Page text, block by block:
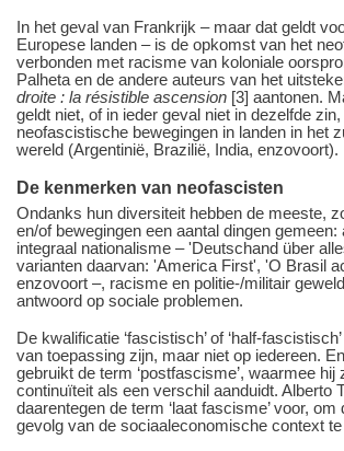
In het geval van Frankrijk – maar dat geldt
Europese landen – is de opkomst van het
verbonden met racisme van koloniale
Palheta en de andere auteurs van het
droite : la résistible ascension [3] aantonen.
geldt niet, of in ieder geval niet in dezelfde
neofascistische bewegingen in landen in het
wereld (Argentinië, Brazilië, India, enzovoort).
De kenmerken van neofascisten
Ondanks hun diversiteit hebben de meeste,
en/of bewegingen een aantal dingen gemeen:
integraal nationalisme – 'Deutschand über
varianten daarvan: 'America First', 'O Brasil
enzovoort –, racisme en politie-/militair
antwoord op sociale problemen.
De kwalificatie ‘fascistisch’ of ‘half-
van toepassing zijn, maar niet op iedereen.
gebruikt de term ‘postfascisme’, waarmee hij
continuïteit als een verschil aanduidt. Alberto
daarentegen de term ‘laat fascisme’ voor,
gevolg van de sociaaleconomische context